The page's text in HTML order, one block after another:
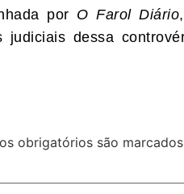
por O Farol Diário
dessa
obrigatórios são